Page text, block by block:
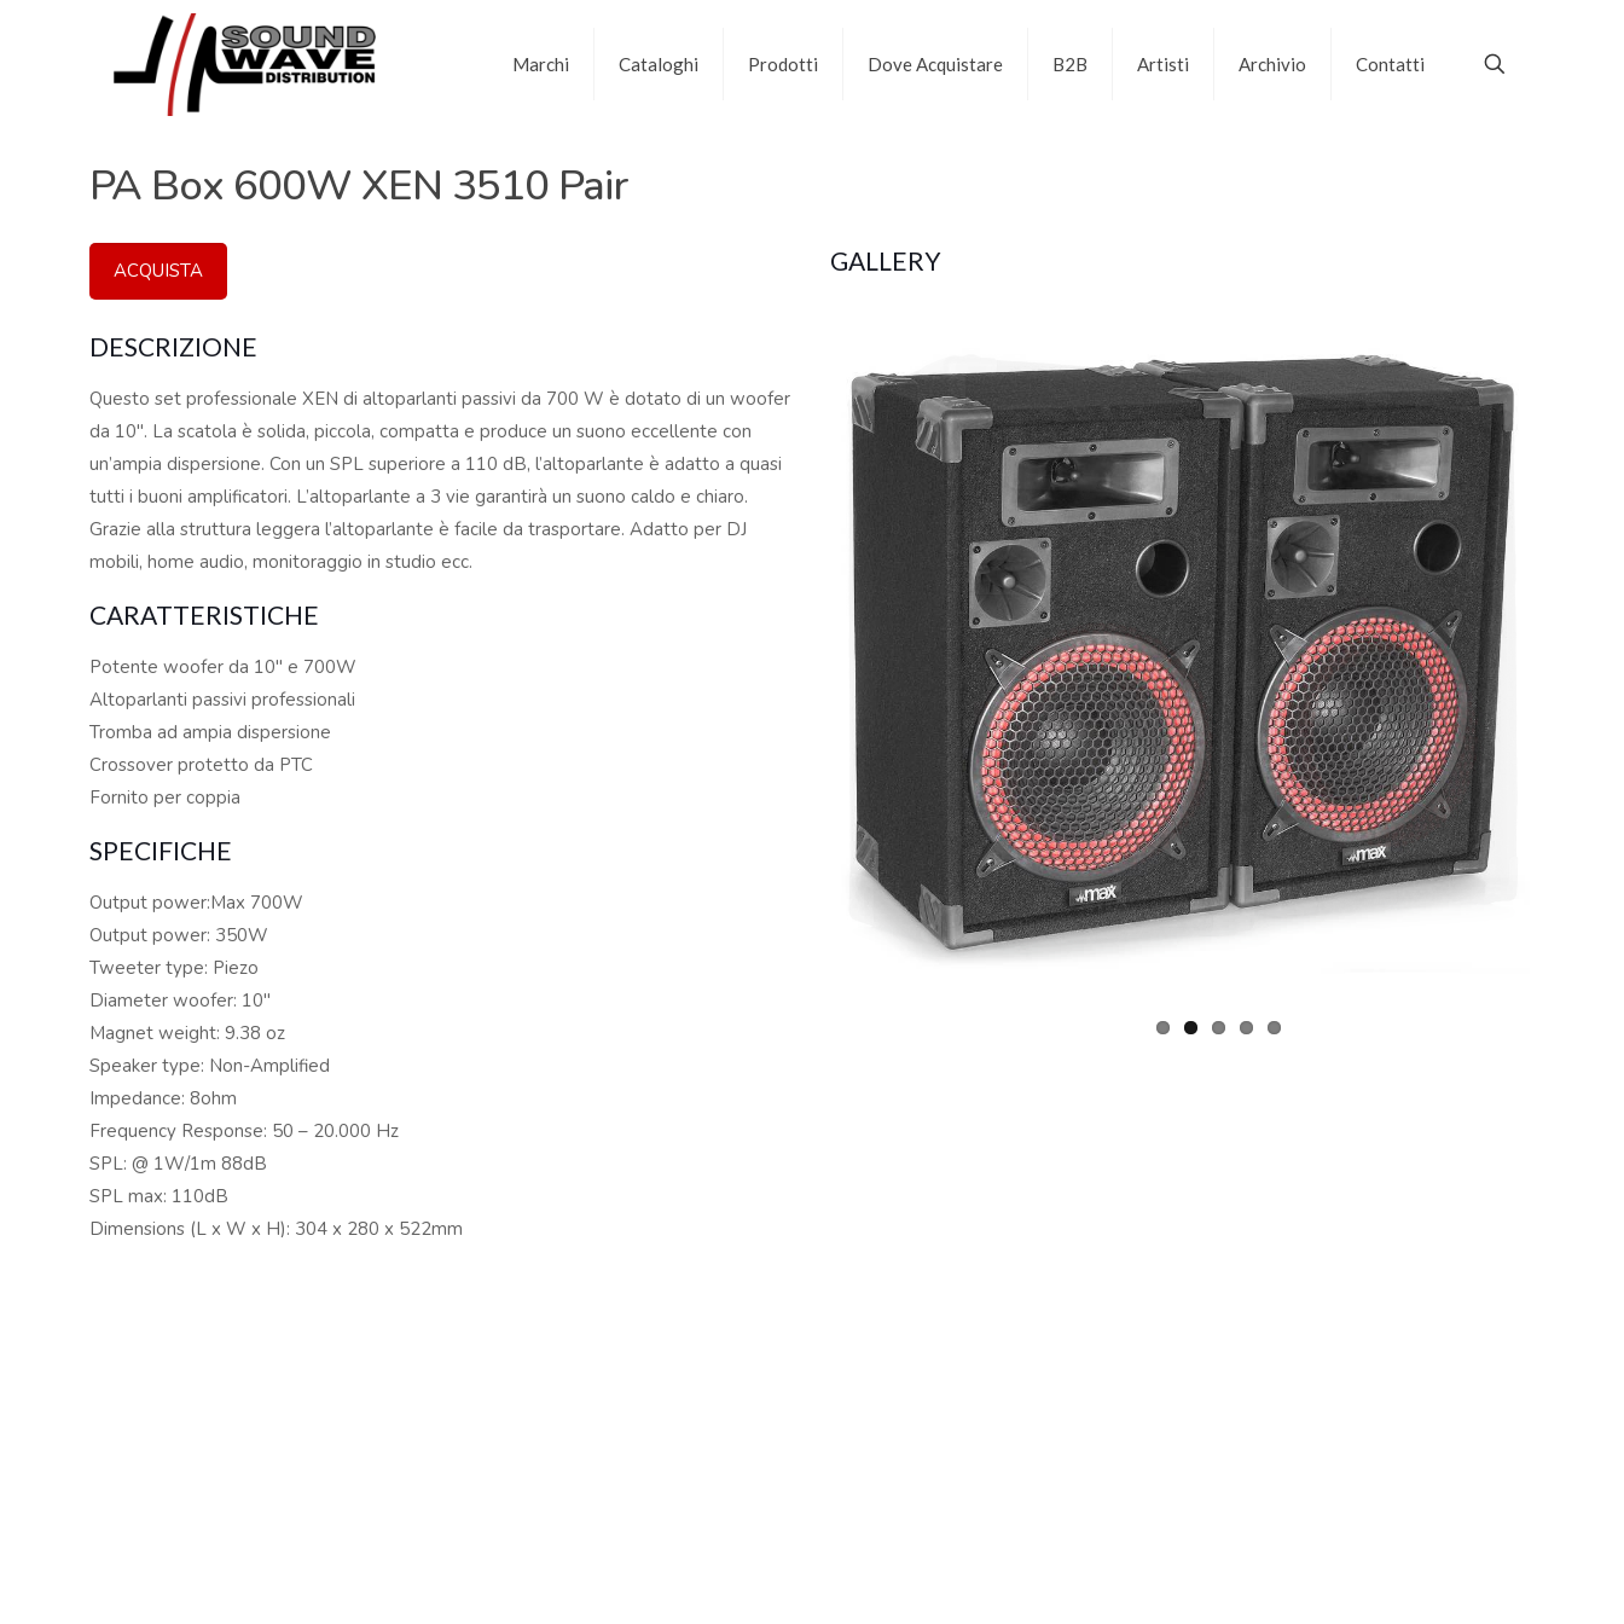
Marchi Cataloghi Prodotti Dove Acquistare B2B Artisti Archivio Contatti
PA Box 600W XEN 3510 Pair
ACQUISTA
DESCRIZIONE
Questo set professionale XEN di altoparlanti passivi da 700 W è dotato di un woofer
da 10″. La scatola è solida, piccola, compatta e produce un suono eccellente con
un’ampia dispersione. Con un SPL superiore a 110 dB, l’altoparlante è adatto a quasi
tutti i buoni amplificatori. L’altoparlante a 3 vie garantirà un suono caldo e chiaro.
Grazie alla struttura leggera l’altoparlante è facile da trasportare. Adatto per DJ
mobili, home audio, monitoraggio in studio ecc.
CARATTERISTICHE
Potente woofer da 10″ e 700W
Altoparlanti passivi professionali
Tromba ad ampia dispersione
Crossover protetto da PTC
Fornito per coppia
SPECIFICHE
Output power:Max 700W
Output power: 350W
Tweeter type: Piezo
Diameter woofer: 10″
Magnet weight: 9.38 oz
Speaker type: Non-Amplified
Impedance: 8ohm
Frequency Response: 50 – 20.000 Hz
SPL: @ 1W/1m 88dB
SPL max: 110dB
Dimensions (L x W x H): 304 x 280 x 522mm
GALLERY
Copyright © 2024 Soundwave Distribution Srl - P.I. 04167210261 |
proprietari. Nomi e caratteristiche sono citati solamente al fine descrittivo e possono variare senza obbligo di preavviso, quindi riferirsi sempre ai siti web dei rispettivi
costruttori.